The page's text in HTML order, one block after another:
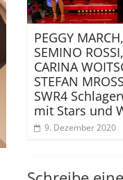
PEGGY
SEMINO
CARINA
STEFAN
SWR4
mit Stars und
9. Dezember 2020